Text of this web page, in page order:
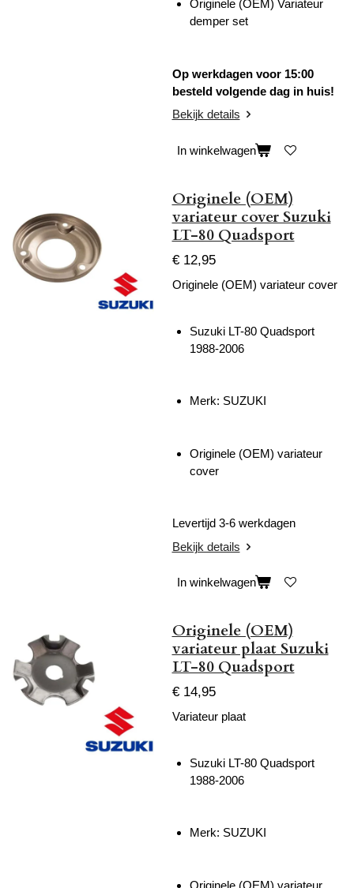
Originele (OEM) Variateur
demper set
Op werkdagen voor 15:00
besteld volgende dag in huis!
Bekijk details
In winkelwagen
Originele (OEM)
variateur cover Suzuki
LT-80 Quadsport
€ 12,95
Originele (OEM) variateur cover
Suzuki LT-80 Quadsport
1988-2006
Merk: SUZUKI
Originele (OEM) variateur
cover
Levertijd 3-6 werkdagen
Bekijk details
In winkelwagen
Originele (OEM)
variateur plaat Suzuki
LT-80 Quadsport
€ 14,95
Variateur plaat
Suzuki LT-80 Quadsport
1988-2006
Merk: SUZUKI
Originele (OEM) variateur